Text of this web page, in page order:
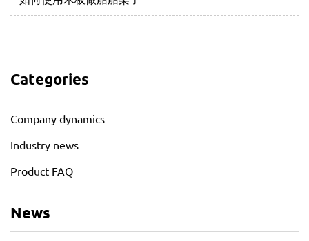
Categories
Company dynamics
Industry news
Product FAQ
News